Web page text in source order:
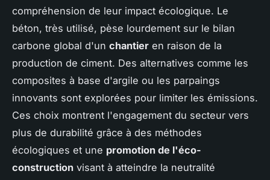
compréhension de leur impact écologique. Le
béton, très utilisé, pèse lourdement sur le bilan
carbone global d'un chantier en raison de la
production de ciment. Des alternatives comme les
composites à base d'argile ou les parpaings
innovants sont explorées pour limiter les émissions.
Ces choix montrent l'engagement du secteur vers
plus de durabilité grâce à des méthodes
écologiques et une promotion de l'éco-
construction visant à atteindre la neutralité